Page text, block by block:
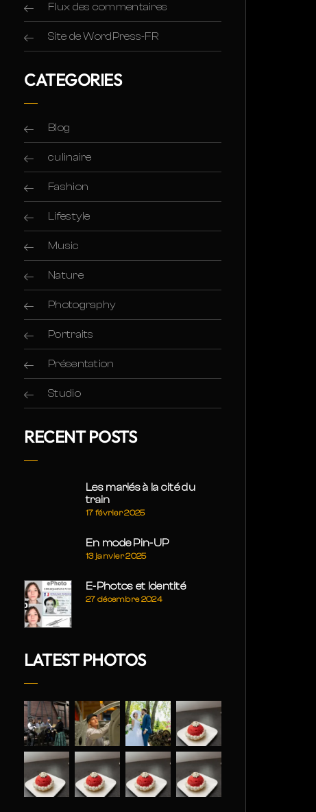
Flux des commentaires
Site de WordPress-FR
CATEGORIES
Blog
culinaire
Fashion
Lifestyle
Music
Nature
Photography
Portraits
Présentation
Studio
RECENT POSTS
Les mariés à la cité du
train
17 février 2025
En mode Pin-UP
13 janvier 2025
E-Photos et Identité
27 décembre 2024
LATEST PHOTOS